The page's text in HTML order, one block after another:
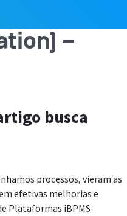
–
busca
processos, vieram as
efetivas melhorias e
Plataformas iBPMS